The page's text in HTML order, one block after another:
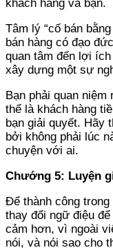
khách hàng và bạn.
Tâm lý “cố bán
bán hàng có đạo
quan tâm đến lợi
xây dựng một sự
Bạn phải quan
thể là khách hàng
bạn giải quyết. Hãy
bởi không phải lúc
chuyện với ai.
Chướng 5: Luyện
Để thành công trong
thay đổi ngữ điệu
cảm hơn, vì ngoài
nói, và nói sao cho